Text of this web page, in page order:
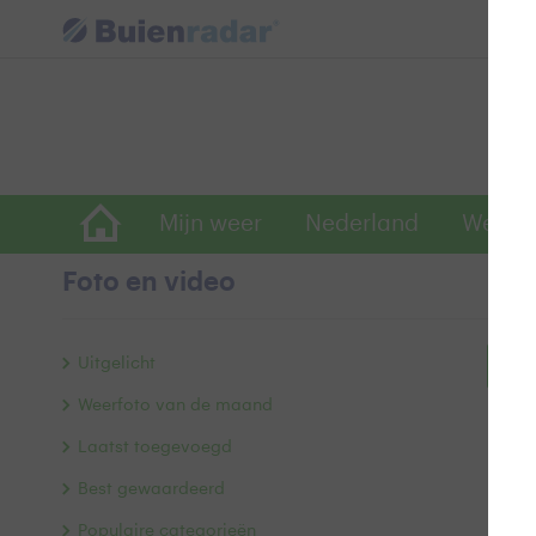
Mijn weer Nederland
Foto en video
Uitgelicht
Weerfoto van de maand
Laatst toegevoegd
Best gewaardeerd
Populaire categorieën